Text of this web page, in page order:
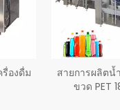
รื่องดื่ม
สายการผลิตน้
ขวด PET